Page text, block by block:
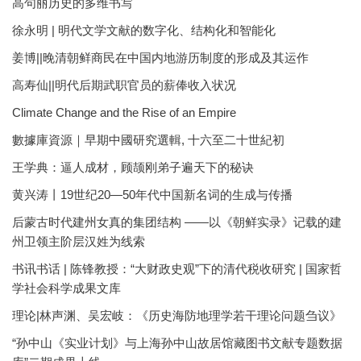
高句丽历史的多维书写
徐永明 | 明代文学文献的数字化、结构化和智能化
姜博||晚清朝鲜商民在中国内地游历制度的形成及其运作
高寿仙||明代后期武职官员的薪俸收入状况
Climate Change and the Rise of an Empire
數據庫資源｜早期中國研究選輯, 十六至二十世紀初
王学典：逼人成材，顾颉刚弟子遍天下的秘诀
黄兴涛丨19世纪20—50年代中国新名词的生成与传播
后蒙古时代建州女真的集团结构 ——以《朝鲜实录》记载的建
州卫领主阶层汉姓为线索
书讯书话 | 陈锋教授：“大财政史观”下的清代税收研究 | 国家哲
学社会科学成果文库
理论|林声渊、吴宏岐：《历史海防地理学若干理论问题刍议》
“孙中山《实业计划》与上海孙中山故居馆藏图书文献专题数据